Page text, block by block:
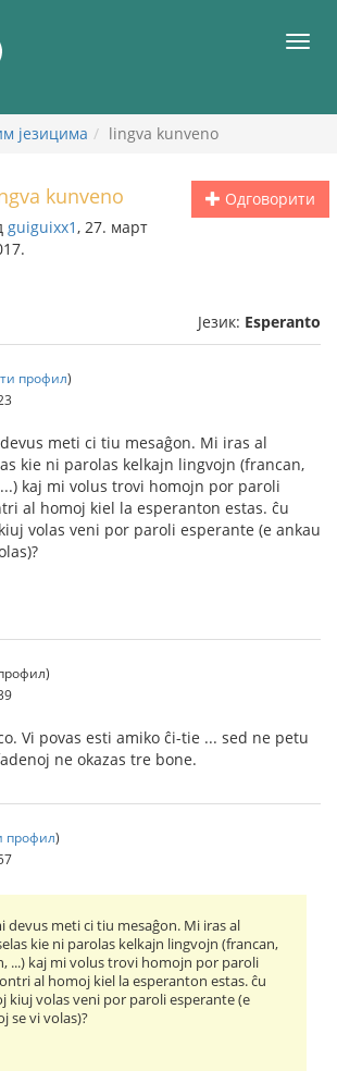
језицима lingva kunveno
Одговорити
kunveno
guiguixx1, 27. март
Језик: Esperanto
профил)
meti ci tiu mesaĝon. Mi iras al
kie ni parolas kelkajn lingvojn (francan,
kaj mi volus trovi homojn por paroli
al homoj kiel la esperanton estas. ĉu
volas veni por paroli esperante (e ankau
Vi povas esti amiko ĉi-tie ... sed ne petu
ne okazas tre bone.
профил)
devus meti ci tiu mesaĝon. Mi iras al
kie ni parolas kelkajn lingvojn (francan,
...) kaj mi volus trovi homojn por paroli
al homoj kiel la esperanton estas. ĉu
kiuj volas veni por paroli esperante (e
se vi volas)?